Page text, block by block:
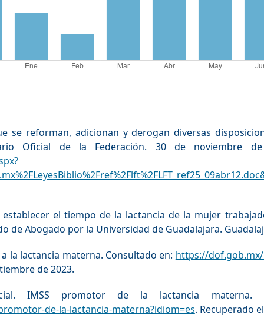
se reforman, adicionan y derogan diversas
Oficial de la Federación. 30 de noviembre
establecer el tiempo de la lactancia de la mujer
de Abogado por la Universidad de Guadalajara.
la lactancia materna. Consultado en: https://
de 2023.
IMSS promotor de la lactancia materna.
de-la-lactancia-materna?idiom=es. Recuperado